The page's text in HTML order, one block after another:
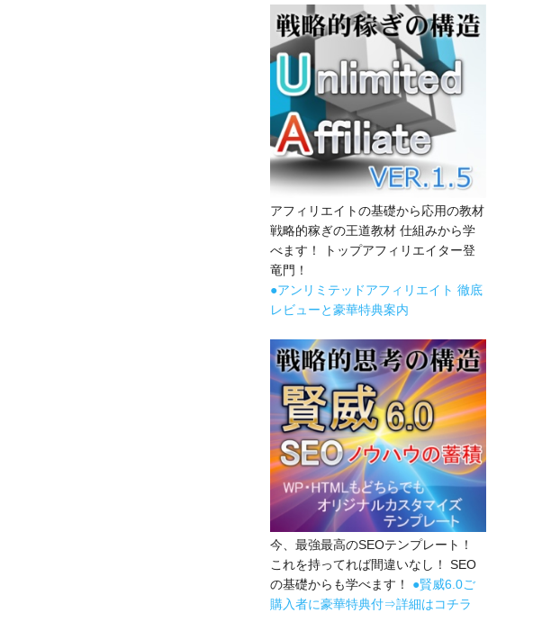
アフィリエイトの基礎から応用の教材
戦略的稼ぎの王道教材 仕組みから学
べます！ トップアフィリエイター登
竜門！
●アンリミテッドアフィリエイト 徹底
レビューと豪華特典案内
今、最強最高のSEOテンプレート！
これを持ってれば間違いなし！ SEO
の基礎からも学べます！ ●賢威6.0ご
購入者に豪華特典付⇒詳細はコチラ